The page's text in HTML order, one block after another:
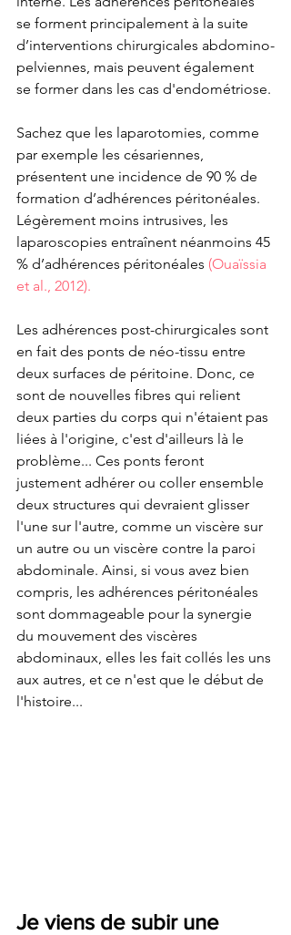
se forment principalement à la suite
d’interventions chirurgicales abdomino-
pelviennes, mais peuvent également
se former dans les cas d'endométriose.
Sachez que les laparotomies, comme
par exemple les césariennes,
présentent une incidence de 90 % de
formation d’adhérences péritonéales.
Légèrement moins intrusives, les
laparoscopies entraînent néanmoins 45
% d’adhérences péritonéales (Ouaïssia
et al., 2012).
Les adhérences post-chirurgicales sont
en fait des ponts de néo-tissu entre
deux surfaces de péritoine. Donc, ce
sont de nouvelles fibres qui relient
deux parties du corps qui n'étaient pas
liées à l'origine, c'est d'ailleurs là le
problème... Ces ponts feront
justement adhérer ou coller ensemble
deux structures qui devraient glisser
l'une sur l'autre, comme un viscère sur
un autre ou un viscère contre la paroi
abdominale. Ainsi, si vous avez bien
compris, les adhérences péritonéales
sont dommageable pour la synergie
du mouvement des viscères
abdominaux, elles les fait collés les uns
aux autres, et ce n'est que le début de
l'histoire...
Je viens de subir une